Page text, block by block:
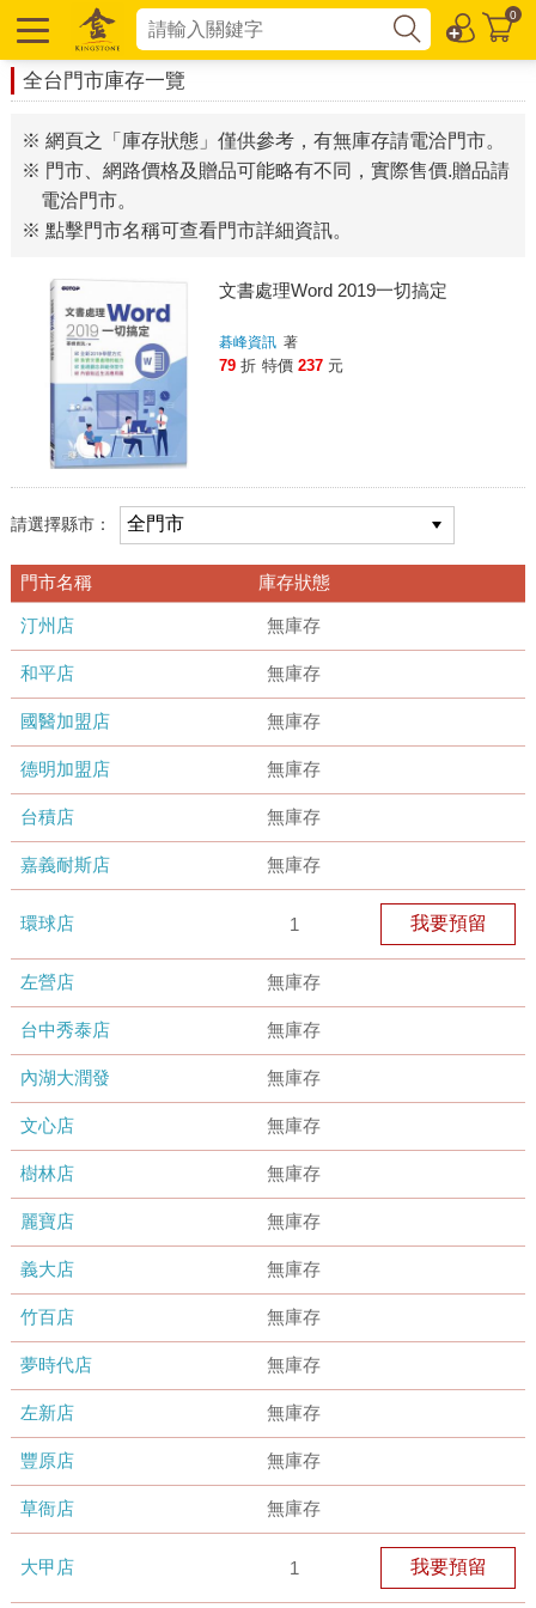
0
全台門市庫存一覽
※ 網頁之「庫存狀態」僅供參考，有無庫存請電洽門市。
※ 門市、網路價格及贈品可能略有不同，實際售價.贈品請
電洽門市。
※ 點擊門市名稱可查看門市詳細資訊。
文書處理Word 2019一切搞定
碁峰資訊 著
79 折 特價 237 元
請選擇縣市：
門市名稱 庫存狀態
汀州店 無庫存
和平店 無庫存
國醫加盟店 無庫存
德明加盟店 無庫存
台積店 無庫存
嘉義耐斯店 無庫存
環球店 1 我要預留
左營店 無庫存
台中秀泰店 無庫存
內湖大潤發 無庫存
文心店 無庫存
樹林店 無庫存
麗寶店 無庫存
義大店 無庫存
竹百店 無庫存
夢時代店 無庫存
左新店 無庫存
豐原店 無庫存
草衙店 無庫存
大甲店 1 我要預留